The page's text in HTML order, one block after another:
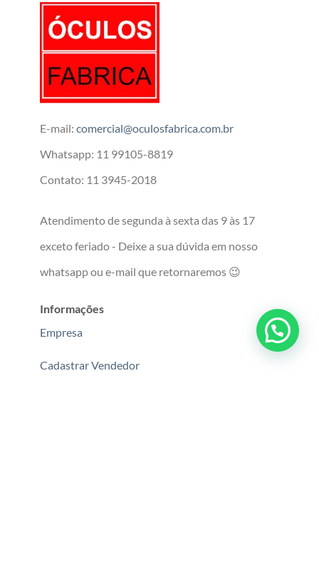
E-mail: comercial@oculosfabrica.com.br
Whatsapp: 11 99105-8819
Contato: 11 3945-2018
Atendimento de segunda à sexta das 9 às 17
exceto feriado - Deixe a sua dúvida em nosso
whatsapp ou e-mail que retornaremos 😉
Informações
Empresa
Cadastrar Vendedor